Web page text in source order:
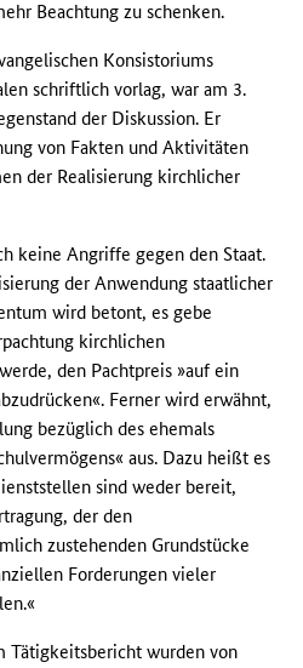
Beachtung zu schenken.
Konsistoriums
schriftlich vorlag, war am 3.
der Diskussion. Er
von Fakten und Aktivitäten
der Realisierung kirchlicher
keine Angriffe gegen den Staat.
der Anwendung staatlicher
wird betont, es gebe
kirchlichen
den Pachtpreis »auf ein
Ferner wird erwähnt,
bezüglich des ehemals
aus. Dazu heißt es
sind weder bereit,
der den
zustehenden Grundstücke
Forderungen vieler
Tätigkeitsbericht wurden von